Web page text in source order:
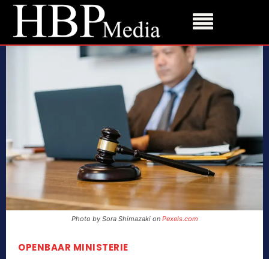
Photo by Sora Shimazaki on Pexels.com
OPENBAAR MINISTERIE